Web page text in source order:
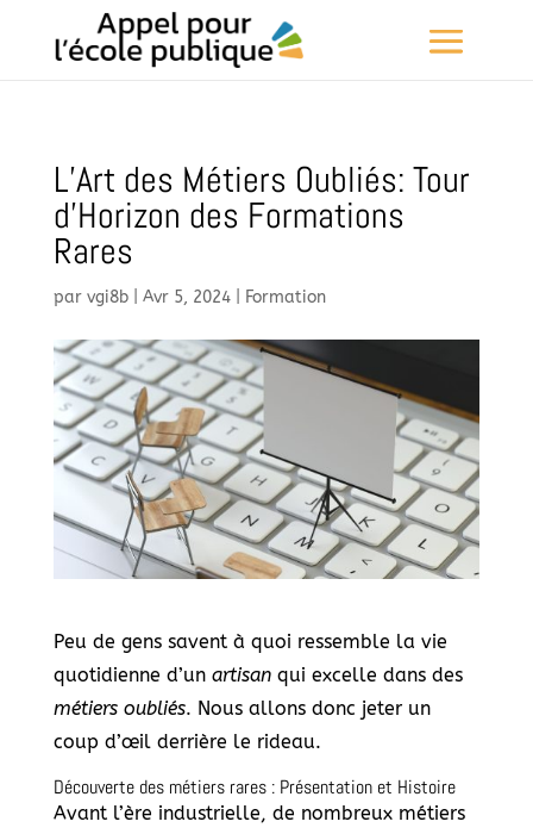
L’Art des Métiers Oubliés: Tour
d’Horizon des Formations
Rares
par vgi8b| Avr 5, 2024| Formation
Peu de gens savent à quoi ressemble la vie
quotidienne d’un artisanqui excelle dans des
métiers oubliés. Nous allons donc jeter un
coup d’œil derrière le rideau.
Découverte des métiers rares : Présentation et Histoire
Avant l’ère industrielle, de nombreux métiers